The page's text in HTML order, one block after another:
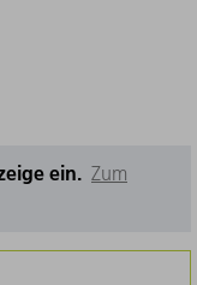
ein. Zum